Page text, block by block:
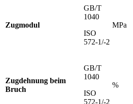
Zugmodul
GB/T
1040
ISO
572-1/-2
MPa
Zugdehnung beim
Bruch
GB/T
1040
ISO
572-1/-2
%